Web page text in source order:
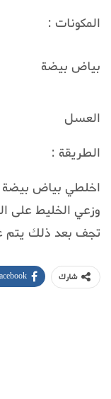
المكونات :
بياض بيضة
العسل
الطريقة :
اخلطي بياض
وزعي الخليط على
تجف بعد ذلك يتم
شارك